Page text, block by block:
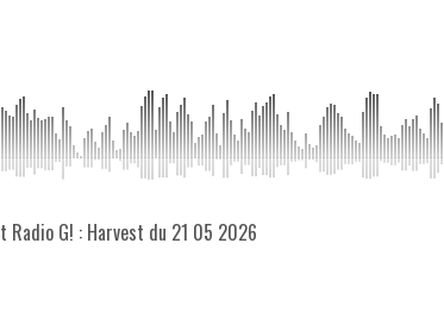
Radio G! : Harvest du 21 05 2026